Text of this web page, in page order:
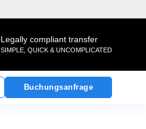
Legally compliant transfer
SIMPLE, QUICK & UNCOMPLICATED
Buchungsanfrage